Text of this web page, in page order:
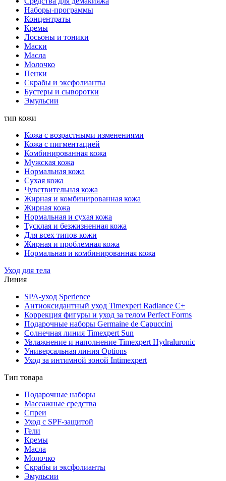
Наборы-программы
Концентраты
Кремы
Лосьоны и тоники
Маски
Масла
Молочко
Пенки
Скрабы и эксфолианты
Бустеры и сыворотки
Эмульсии
тип кожи
Кожа с возрастными изменениями
Кожа с пигментацией
Комбинированная кожа
Мужская кожа
Нормальная кожа
Сухая кожа
Чувствительная кожа
Жирная и комбинированная кожа
Жирная кожа
Нормальная и сухая кожа
Тусклая и безжизненная кожа
Для всех типов кожи
Жирная и проблемная кожа
Нормальная и комбинированная кожа
Уход для тела
Линия
SPA-уход Sperience
Антиоксидантный уход Timexpert Radiance C+
Коррекция фигуры и уход за телом Perfect Forms
Подарочные наборы Germaine de Capuccini
Солнечная линия Timexpert Sun
Увлажнение и наполнение Timexpert Hydraluronic
Универсальная линия Options
Уход за интимной зоной Intimexpert
Тип товара
Подарочные наборы
Массажные средства
Спреи
Уход с SPF-защитой
Гели
Кремы
Масла
Молочко
Скрабы и эксфолианты
Эмульсии